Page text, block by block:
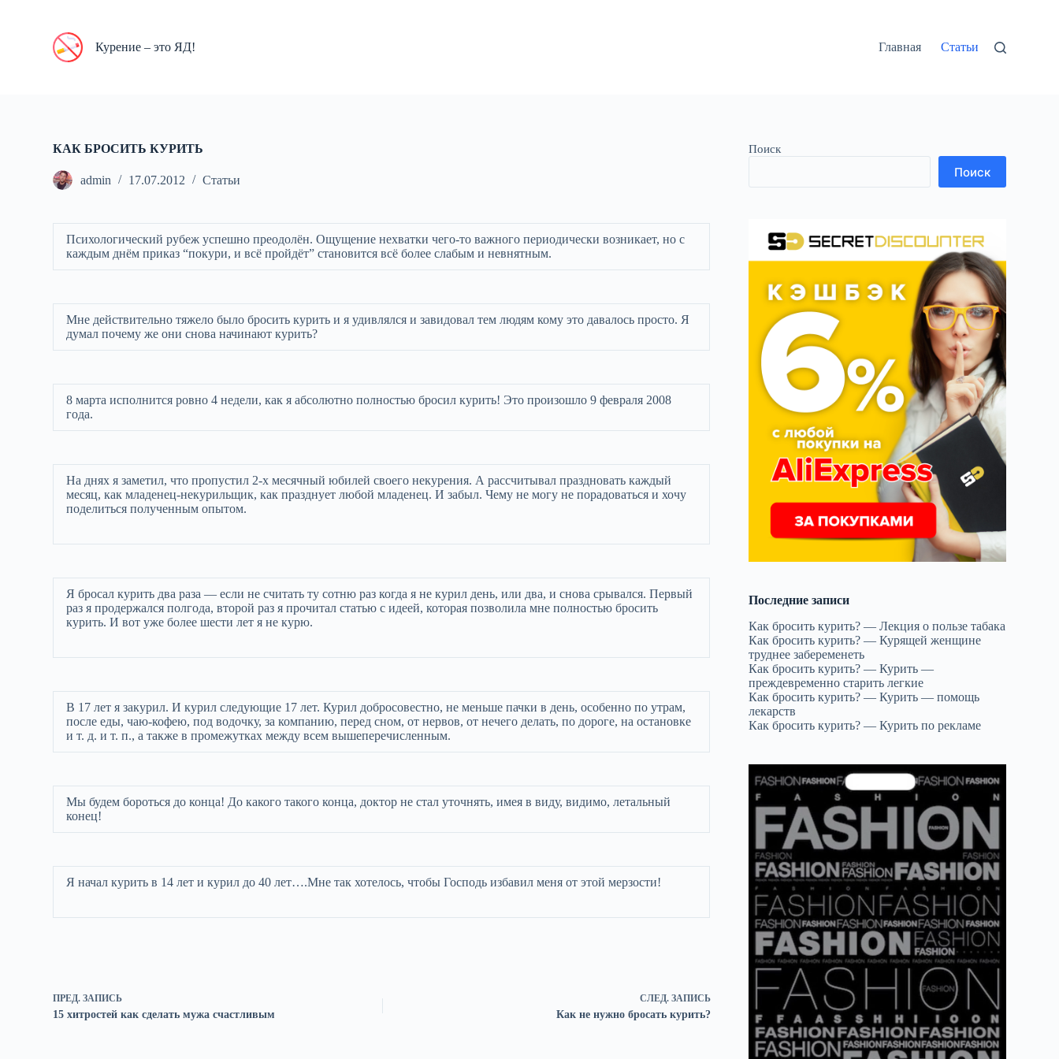
Курение – это ЯД! Главная Статьи
КАК БРОСИТЬ КУРИТЬ
admin 17.07.2012 Статьи
Психологический рубеж успешно преодолён. Ощущение нехватки чего-то важного периодически возникает, но с
каждым днём приказ “покури, и всё пройдёт” становится всё более слабым и невнятным.
Мне действительно тяжело было бросить курить и я удивлялся и завидовал тем людям кому это давалось просто. Я
думал почему же они снова начинают курить?
8 марта исполнится ровно 4 недели, как я абсолютно полностью бросил курить! Это произошло 9 февраля 2008
года.
На днях я заметил, что пропустил 2-х месячный юбилей своего некурения. А рассчитывал праздновать каждый
месяц, как младенец-некурильщик, как празднует любой младенец. И забыл. Чему не могу не порадоваться и хочу
поделиться полученным опытом.
Я бросал курить два раза — если не считать ту сотню раз когда я не курил день, или два, и снова срывался. Первый
раз я продержался полгода, второй раз я прочитал статью с идеей, которая позволила мне полностью бросить
курить. И вот уже более шести лет я не курю.
В 17 лет я закурил. И курил следующие 17 лет. Курил добросовестно, не меньше пачки в день, особенно по утрам,
после еды, чаю-кофею, под водочку, за компанию, перед сном, от нервов, от нечего делать, по дороге, на остановке
и т. д. и т. п., а также в промежутках между всем вышеперечисленным.
Мы будем бороться до конца! До какого такого конца, доктор не стал уточнять, имея в виду, видимо, летальный
конец!
Я начал курить в 14 лет и курил до 40 лет….Мне так хотелось, чтобы Господь избавил меня от этой мерзости!
ПРЕД.ЗАПИСЬ
15 хитростей как сделать мужа счастливым
СЛЕД. ЗАПИСЬ
Как не нужно бросать курить?
Поиск
Поиск
Последние записи
Как бросить курить? — Лекция о пользе табака
Как бросить курить? — Курящей женщине
труднее забеременеть
Как бросить курить? — Курить —
преждевременно старить легкие
Как бросить курить? — Курить — помощь
лекарств
Как бросить курить? — Курить по рекламе